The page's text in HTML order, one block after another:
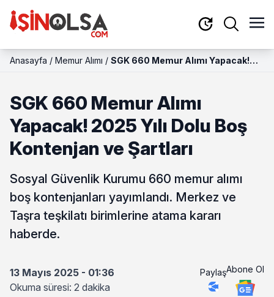
Anasayfa / Memur Alımı / SGK 660 Memur Alımı Yapacak!
SGK 660 Memur Alımı
Yapacak! 2025 Yılı Dolu Boş
Kontenjan ve Şartları
Sosyal Güvenlik Kurumu 660 memur alımı
boş kontenjanları yayımlandı. Merkez ve
Taşra teşkilatı birimlerine atama kararı
haberde.
13 Mayıs 2025 - 01:36
Okuma süresi: 2 dakika
PaylaşAbone Ol